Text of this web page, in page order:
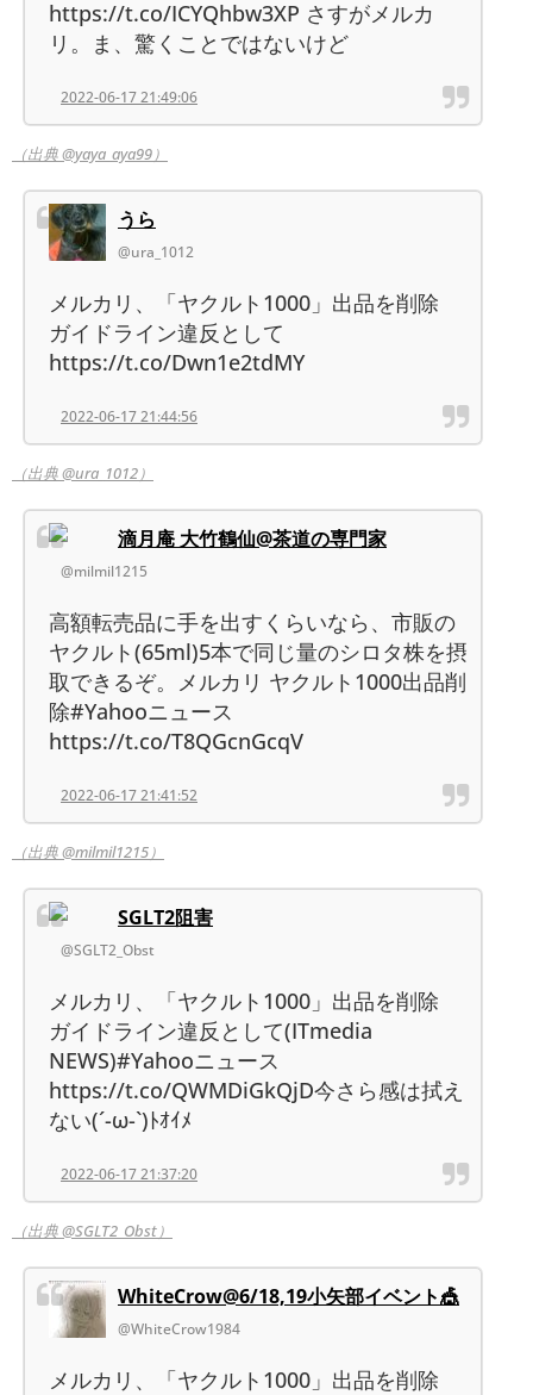
https://t.co/ICYQhbw3XP さすがメルカ
リ。ま、驚くことではないけど
2022-06-17 21:49:06
（出典 @yaya_aya99）
うら
@ura_1012
メルカリ、「ヤクルト1000」出品を削除
ガイドライン違反として
https://t.co/Dwn1e2tdMY
2022-06-17 21:44:56
（出典 @ura_1012）
滴月庵 大竹鶴仙@茶道の専門家
@milmil1215
高額転売品に手を出すくらいなら、市販の
ヤクルト(65ml)5本で同じ量のシロタ株を摂
取できるぞ。メルカリ ヤクルト1000出品削
除#Yahooニュース
https://t.co/T8QGcnGcqV
2022-06-17 21:41:52
（出典 @milmil1215）
SGLT2阻害
@SGLT2_Obst
メルカリ、「ヤクルト1000」出品を削除
ガイドライン違反として(ITmedia
NEWS)#Yahooニュース
https://t.co/QWMDiGkQjD今さら感は拭え
ない(´-ω-`)ﾄｵｲﾒ
2022-06-17 21:37:20
（出典 @SGLT2_Obst）
WhiteCrow@6/18,19小矢部イベント🎪
@WhiteCrow1984
メルカリ、「ヤクルト1000」出品を削除